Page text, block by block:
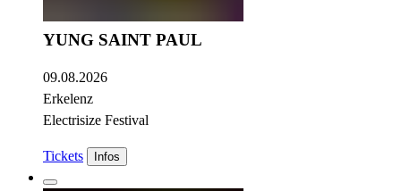
YUNG SAINT PAUL
09.08.2026
Erkelenz
Electrisize Festival
Tickets Infos